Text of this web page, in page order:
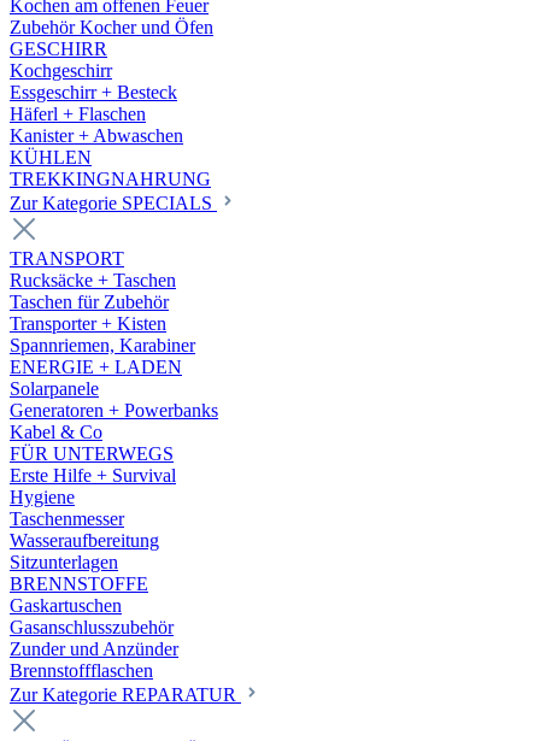
Kochen am offenen Feuer
Zubehör Kocher und Öfen
GESCHIRR
Kochgeschirr
Essgeschirr + Besteck
Häferl + Flaschen
Kanister + Abwaschen
KÜHLEN
TREKKINGNAHRUNG
Zur Kategorie SPECIALS
TRANSPORT
Rucksäcke + Taschen
Taschen für Zubehör
Transporter + Kisten
Spannriemen, Karabiner
ENERGIE + LADEN
Solarpanele
Generatoren + Powerbanks
Kabel & Co
FÜR UNTERWEGS
Erste Hilfe + Survival
Hygiene
Taschenmesser
Wasseraufbereitung
Sitzunterlagen
BRENNSTOFFE
Gaskartuschen
Gasanschlusszubehör
Zunder und Anzünder
Brennstoffflaschen
Zur Kategorie REPARATUR